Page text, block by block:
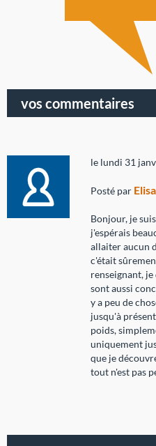
vos commentaires
le lundi 31
Posté par
Bonjour, je
j'espérais
allaiter aucun
c'était
renseignant, je
sont aussi
y a peu de
jusqu'à
poids,
uniquement
que je
tout n'est pas